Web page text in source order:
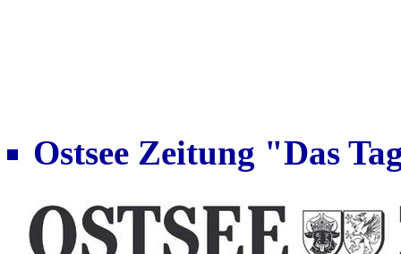
Ostsee Zeitung "Das